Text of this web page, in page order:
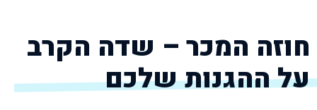
חוזה המכר – שדה הקרב
על ההגנות שלכם